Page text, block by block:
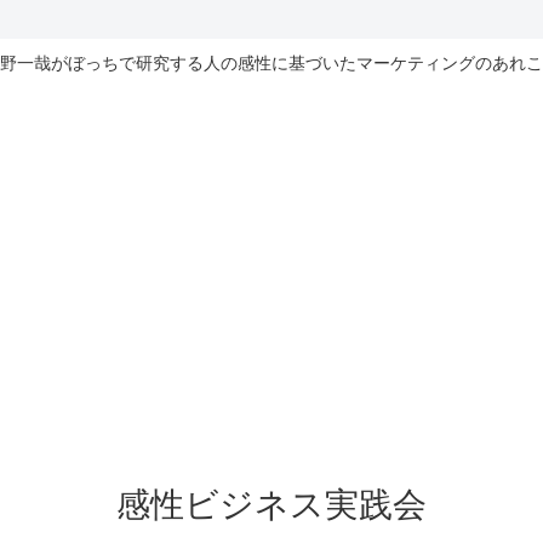
一哉がぼっちで研究する人の感性に基づいたマーケティングのあれ
感性ビジネス実践会